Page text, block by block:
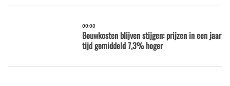
00:00
Bouwkosten blijven stijgen: prijzen in een jaar
tijd gemiddeld 7,3% hoger